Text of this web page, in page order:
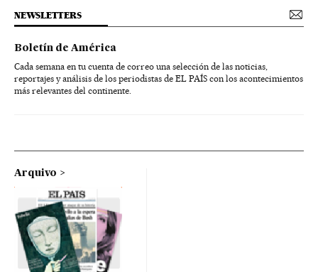
NEWSLETTERS
Boletín de América
Cada semana en tu cuenta de correo una selección de las noticias,
reportajes y análisis de los periodistas de EL PAÍS con los acontecimientos
más relevantes del continente.
Arquivo